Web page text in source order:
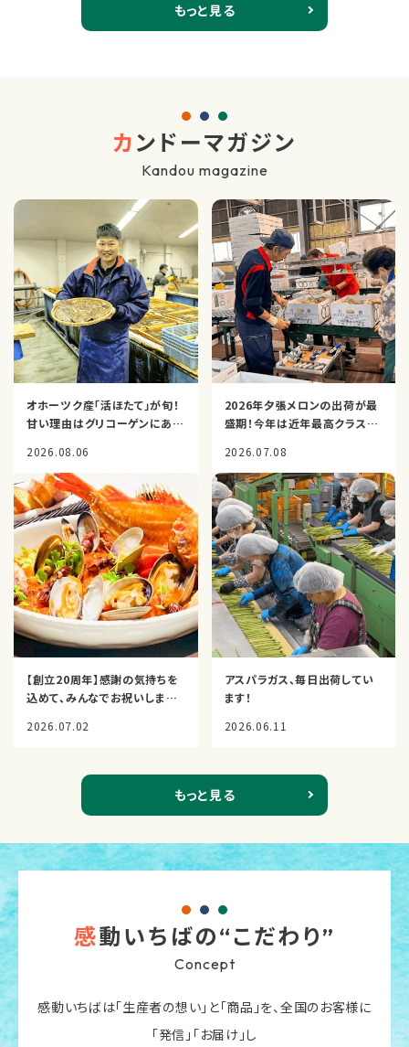
もっと見る
カ ンドーマガジン
Kandou magazine
オホーツク産「活ほたて」が旬！
甘い理由はグリコーゲンにあっ
2026.08.06
2026年夕張メロンの出荷が最
盛期！今年は近年最高クラスの
2026.07.08
【創立20周年】感謝の気持ちを
込めて、みんなでお祝いしまし
2026.07.02
アスパラガス、毎日出荷してい
ます！
2026.06.11
もっと見る
感動いちばの“こだわり”
Concept
感動いちばは「生産者の想い」と「商品」を、全国のお客様に
「発信」「お届け」し